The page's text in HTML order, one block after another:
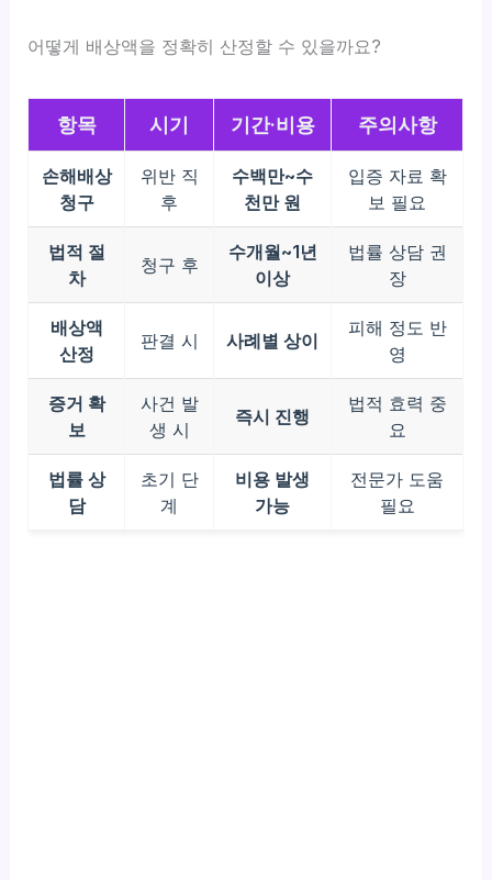
어떻게 배상액을 정확히 산정할 수 있을까요?
항목 시기 기간·비용 주의사항
손해배상
청구
위반 직
후
수백만~수
천만 원
입증 자료 확
보 필요
법적 절
차
청구 후
수개월~1년
이상
법률 상담 권
장
배상액
산정
판결 시 사례별 상이
피해 정도 반
영
증거 확
보
사건 발
생 시
즉시 진행
법적 효력 중
요
법률 상
담
초기 단
계
비용 발생
가능
전문가 도움
필요